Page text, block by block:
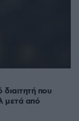
που
μετά από